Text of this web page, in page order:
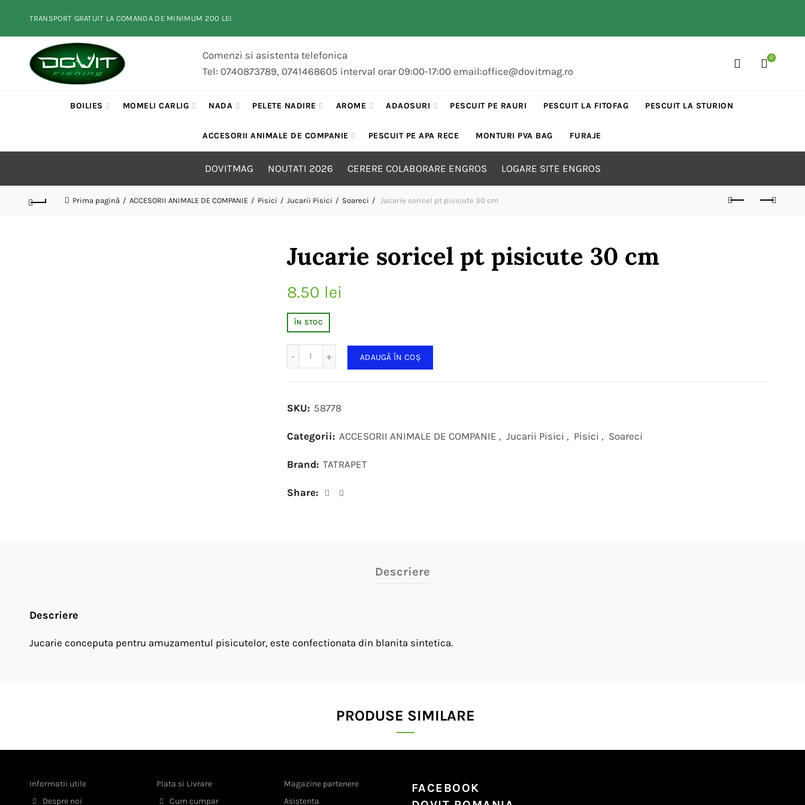
TRANSPORT GRATUIT LA COMANDA DE MINIMUM 200 LEI
Comenzi si asistenta telefonica
Tel: 0740873789, 0741468605 interval orar 09:00-17:00 email:office@dovitmag.ro
0
BOILIES MOMELI CARLIG NADA PELETE NADIRE AROME ADAOSURI PESCUIT PE RAURI PESCUIT LA FITOFAG PESCUIT LA STURION
ACCESORII ANIMALE DE COMPANIE PESCUIT PE APA RECE MONTURI PVA BAG FURAJE
DOVITMAG NOUTATI 2026 CERERE COLABORARE ENGROS LOGARE SITE ENGROS
Prima pagină ACCESORII ANIMALE DE COMPANIE Pisici Jucarii Pisici Soareci Jucarie soricel pt pisicute 30 cm
Jucarie soricel pt pisicute 30 cm
8.50 lei
ÎN STOC
ADAUGĂ ÎN COȘ
SKU: 58778
Categorii: ACCESORII ANIMALE DE COMPANIE , Jucarii Pisici , Pisici , Soareci
Brand: TATRAPET
Share
Descriere
Descriere
Jucarie conceputa pentru amuzamentul pisicutelor, este confectionata din blanita sintetica.
PRODUSE SIMILARE
Informatii utile
Despre noi
Plata si Livrare
Cum cumpar
Magazine partenere
Asistenta
FACEBOOK